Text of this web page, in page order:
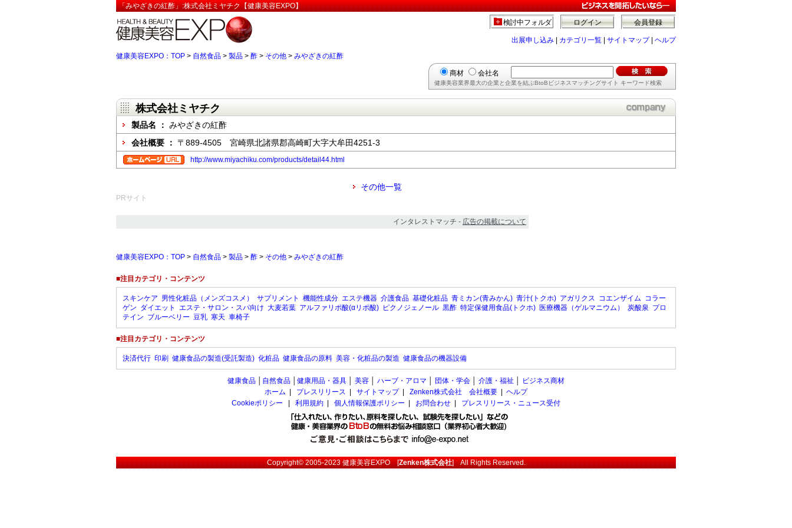
「みやざきの紅酢」:株式会社ミヤチク【健康美容EXPO】
会員登録
ログイン
検討中フォルダ
出展申し込み カテゴリ一覧 サイトマップ| ヘルプ
健康美容EXPO：TOP > 自然食品 > 製品 > 酢 > その他 > みやざきの紅酢
商材 会社名
健康美容業界最大の企業と企業を結ぶBtoBビジネスマッチングサイト キーワード検索
株式会社ミヤチク
製品名 ： みやざきの紅酢
会社概要 ： 〒889-4505 宮崎県北諸県郡高崎町大字大牟田4251-3
http://www.miyachiku.com/products/detail44.html
その他一覧
PRサイト
インタレストマッチ - 広告の掲載について
健康美容EXPO：TOP > 自然食品 > 製品 > 酢 > その他 > みやざきの紅酢
■注目カテゴリ・コンテンツ
スキンケア 男性化粧品（メンズコスメ） サプリメント 機能性成分 エステ機器 介護食品 基礎化粧品 青ミカン(青みかん) 青汁(トクホ) アガリクス コエンザイム コラー
ゲン ダイエット エステ・サロン・スパ向け 大麦若葉 アルファリポ酸(αリポ酸) ピクノジェノール 黒酢 特定保健用食品(トクホ) 医療機器（ゲルマニウム） 炭酸泉 プロ
テイン ブルーベリー 豆乳 寒天 車椅子
■注目カテゴリ・コンテンツ
決済代行 印刷 健康食品の製造(受託製造) 化粧品 健康食品の原料 美容・化粧品の製造 健康食品の機器設備
健康食品 自然食品 健康用品・器具 美容 ハーブ・アロマ 団体・学会 介護・福祉
ビジネス商材
ホーム
プレスリリース サイトマップ| Zenken株式会社 会社概要
ヘルプ
Cookieポリシー
利用規約 個人情報保護ポリシー お問合わせ プレスリリース・ニュース受付
Copyright© 2005-2023健康美容EXPO[Zenken株式会社] All Rights Reserved.